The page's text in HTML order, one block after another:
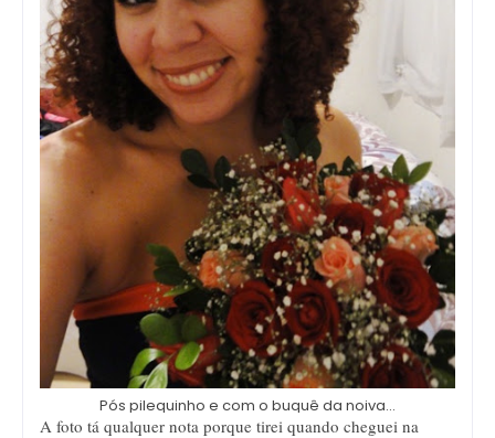
Pós pilequinho e com o buquê da noiva...
A foto tá qualquer nota porque tirei quando cheguei na